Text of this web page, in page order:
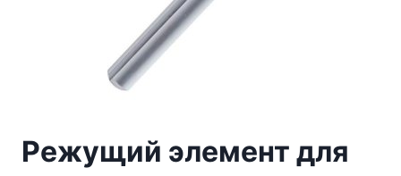
Режущий элемент для